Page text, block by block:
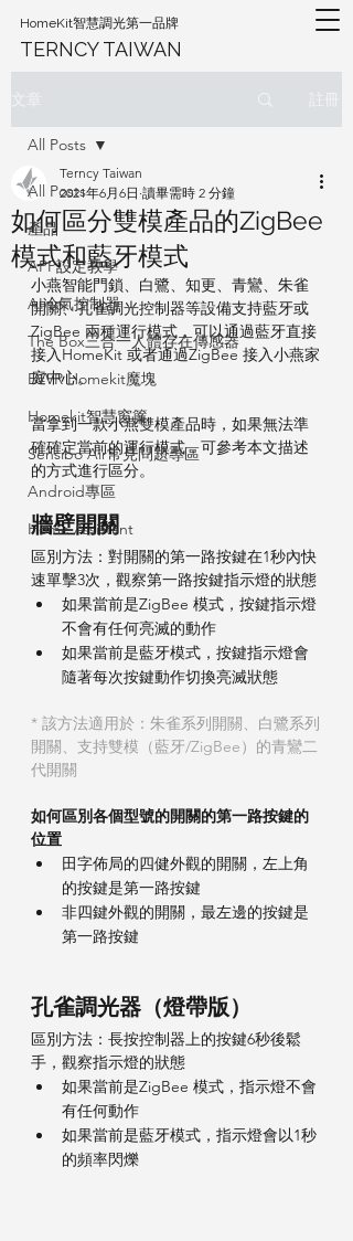
HomeKit智慧調光第一品牌
TERNCY TAIWAN
All Posts
產品
APP設定教學
AI冷氣控制器
The Box三合一人體存在傳感器
EVVR Homekit魔塊
Homekit智慧窗簾
Sensibo Air常見問題專區
Android專區
Home Assistant
All Posts
如何區分雙模產品的ZigBee
模式和藍牙模式
Terncy Taiwan
2021年6月6日 讀畢需時 2 分鐘
小燕智能門鎖、白鷺、知更、青鸞、朱雀
開關、孔雀調光控制器等設備支持藍牙或
ZigBee 兩種運行模式，可以通過藍牙直接
接入HomeKit 或者通過ZigBee 接入小燕家
庭中心。
當拿到一款小燕雙模產品時，如果無法準
確確定當前的運行模式，可參考本文描述
的方式進行區分。
牆壁開關
區別方法：對開關的第一路按鍵在1秒內快
速單擊3次，觀察第一路按鍵指示燈的狀態
如果當前是ZigBee 模式，按鍵指示燈
不會有任何亮滅的動作
如果當前是藍牙模式，按鍵指示燈會
隨著每次按鍵動作切換亮滅狀態
* 該方法適用於：朱雀系列開關、白鷺系列
開關、支持雙模（藍牙/ZigBee）的青鸞二
代開關
如何區別各個型號的開關的第一路按鍵的
位置
田字佈局的四健外觀的開關，左上角
的按鍵是第一路按鍵
非四鍵外觀的開關，最左邊的按鍵是
第一路按鍵
孔雀調光器（燈帶版）
區別方法：長按控制器上的按鍵6秒後鬆
手，觀察指示燈的狀態
如果當前是ZigBee 模式，指示燈不會
有任何動作
如果當前是藍牙模式，指示燈會以1秒
的頻率閃爍